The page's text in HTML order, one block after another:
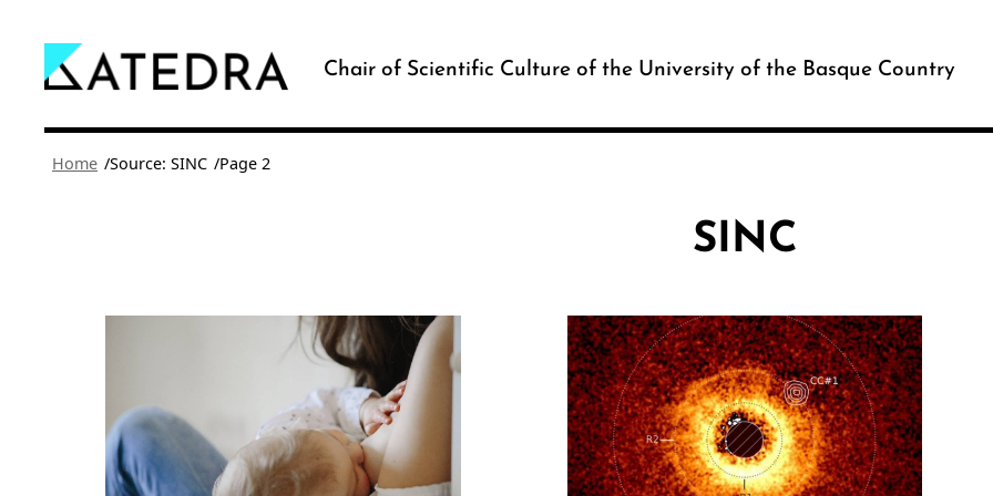
content
Chair of Scientific Culture of the University of the Basque Country
Home /Source: SINC /Page 2
SINC